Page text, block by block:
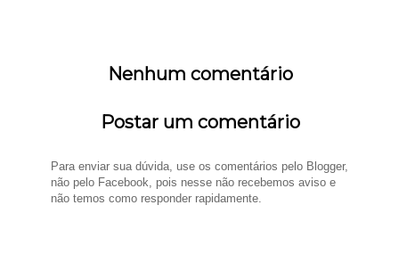
Nenhum comentário
Postar um comentário
Para enviar sua dúvida, use os comentários pelo Blogger,
não pelo Facebook, pois nesse não recebemos aviso e
não temos como responder rapidamente.